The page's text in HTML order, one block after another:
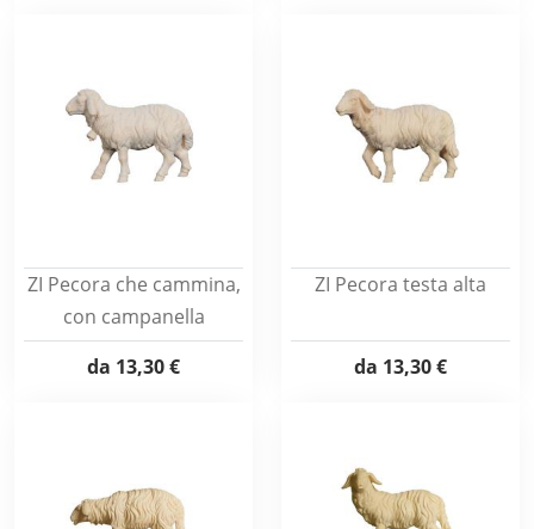
ZI Pecora che cammina,
con campanella
da 13,30 €
ZI Pecora testa alta
da 13,30 €